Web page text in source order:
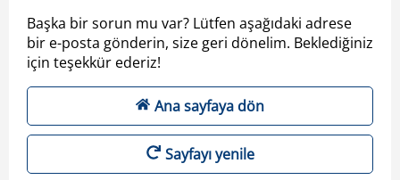
Başka bir sorun mu var? Lütfen aşağıdaki adrese
bir e-posta gönderin, size geri dönelim. Beklediğiniz
için teşekkür ederiz!
Ana sayfaya dön
Sayfayı yenile